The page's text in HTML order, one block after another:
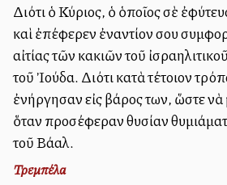
Διότι ὁ Κύριος, ὁ ὁποῖος σὲ
καὶ ἐπέφερεν ἐναντίον σου
αἰτίας τῶν κακιῶν τοῦ
τοῦ Ἰούδα. Διότι κατὰ τέτοιον
ἐνήργησαν εἰς βάρος των, ὥστε
ὅταν προσέφεραν θυσίαν
τοῦ Βάαλ.
Τρεμπέλα